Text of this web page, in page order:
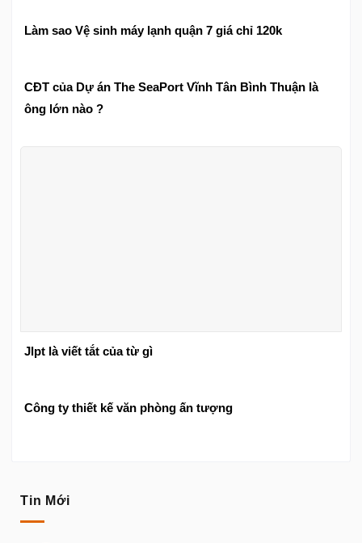
Làm sao Vệ sinh máy lạnh quận 7 giá chỉ 120k
CĐT của Dự án The SeaPort Vĩnh Tân Bình Thuận là
ông lớn nào ?
Jlpt là viết tắt của từ gì
Công ty thiết kế văn phòng ấn tượng
Tin Mới